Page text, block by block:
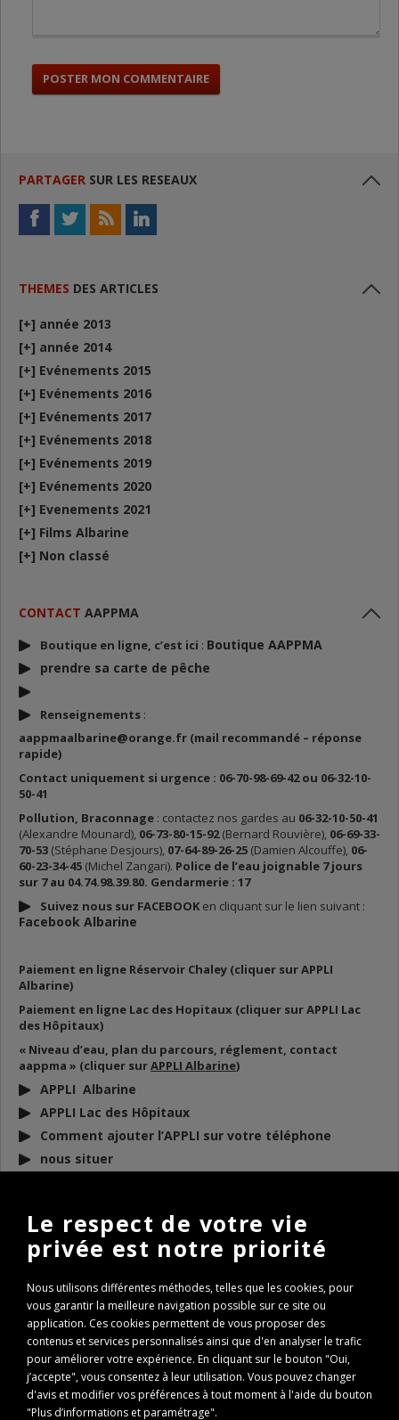
PARTAGER SUR LES RESEAUX
THEMES DES ARTICLES
[+] année 2013
[+] année 2014
[+] Evénements 2015
[+] Evénements 2016
[+] Evénements 2017
[+] Evénements 2018
[+] Evénements 2019
[+] Evénements 2020
[+] Evenements 2021
[+] Films Albarine
[+] Non classé
CONTACT AAPPMA
Boutique en ligne, c’est ici : Boutique AAPPMA
prendre sa carte de pêche
Renseignements :
aappmaalbarine@orange.fr (mail recommandé – réponse
rapide)
Contact uniquement si urgence : 06-70-98-69-42 ou 06-32-10-
50-41
Pollution, Braconnage : contactez nos gardes au 06-32-10-50-41
(Alexandre Mounard), 06-73-80-15-92(Bernard Rouvière), 06-69-33-
70-53 (Stéphane Desjours), 07-64-89-26-25 (Damien Alcouffe), 06-
60-23-34-45 (Michel Zangari). Police de l’eau joignable 7 jours
sur 7 au 04.74.98.39.80. Gendarmerie : 17
Suivez nous sur FACEBOOK en cliquant sur le lien suivant :
Facebook Albarine
Paiement en ligne Réservoir Chaley (cliquer sur APPLI
Albarine)
Paiement en ligne Lac des Hopitaux (cliquer sur APPLI Lac
des Hôpitaux)
« Niveau d’eau, plan du parcours, réglement, contact
aappma » (cliquer surAPPLI Albarine)
APPLI Albarine
APPLI Lac des Hôpitaux
Comment ajouter l’APPLI sur votre téléphone
nous situer
DOCUMENTS À TÉLÉCHARGER
BULLETIN D’INFO 2026
ARP 2026
Conseils de remise à l’eau des poissons
Règlementation Lac des Hôpitaux 2026
Fenêtre de capture Brochet
Expertise Travaux Torcieu 2022
PASS REGION : comment l’obtenir ?
Le respect de votre vie
privée est notre priorité
Nous utilisons différentes méthodes, telles que les cookies, pour
vous garantir la meilleure navigation possible sur ce site ou
application. Ces cookies permettent de vous proposer des
contenus et services personnalisés ainsi que d'en analyser le trafic
pour améliorer votre expérience. En cliquant sur le bouton "Oui,
j’accepte", vous consentez à leur utilisation. Vous pouvez changer
d'avis et modifier vos préférences à tout moment à l'aide du bouton
"Plus d’informations et paramétrage".